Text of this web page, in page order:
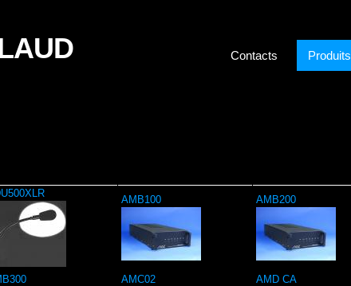
Contacts Produits
AMB100 AMB200
AMC02 AMD CA